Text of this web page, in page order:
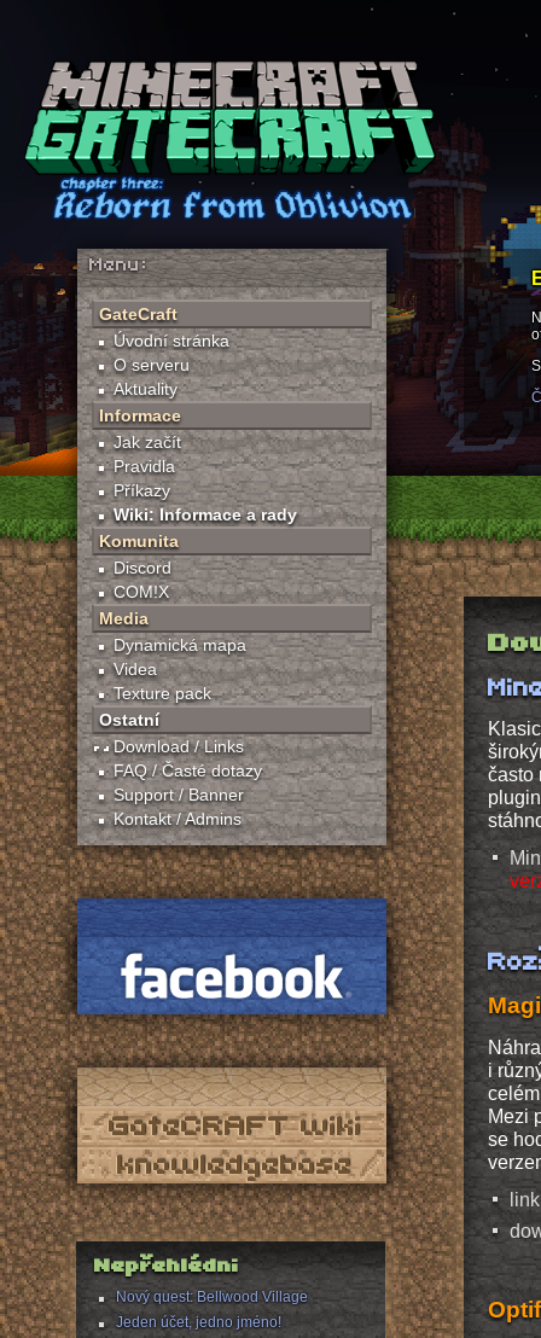
Menu:
GateCraft
Úvodní stránka
O serveru
Aktuality
Informace
Jak začít
Pravidla
Příkazy
Wiki: Informace a rady
Komunita
Discord
COM!X
Media
Dynamická mapa
Videa
Texture pack
Ostatní
Download / Links
FAQ / Časté dotazy
Support / Banner
Kontakt / Admins
Nepřehlédni
Nový quest: Bellwood Village
Jeden účet, jedno jméno!
často
i
Mezi
se